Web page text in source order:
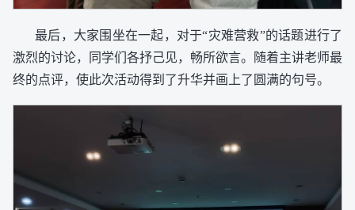
最后，大家围坐在一起，对于“灾难营救”的话题进行了
激烈的讨论，同学们各抒己见，畅所欲言。随着主讲老师最
终的点评，使此次活动得到了升华并画上了圆满的句号。